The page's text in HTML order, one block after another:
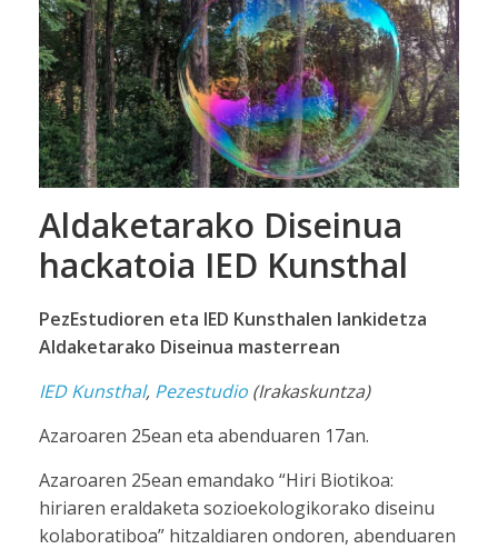
Aldaketarako Diseinua
hackatoia IED Kunsthal
PezEstudioren eta IED Kunsthalen lankidetza
Aldaketarako Diseinua masterrean
IED Kunsthal, Pezestudio (Irakaskuntza)
Azaroaren 25ean eta abenduaren 17an.
Azaroaren 25ean emandako “Hiri Biotikoa:
hiriaren eraldaketa sozioekologikorako diseinu
kolaboratiboa” hitzaldiaren ondoren, abenduaren